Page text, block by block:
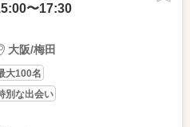
〜17:30
大阪/梅田
大100名
別な出会い